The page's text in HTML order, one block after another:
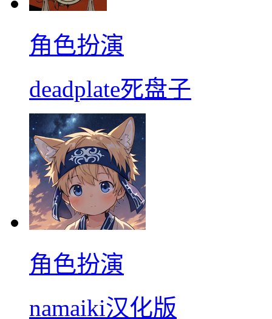
角色扮演
deadplate死盘子
角色扮演
namaiki汉化版